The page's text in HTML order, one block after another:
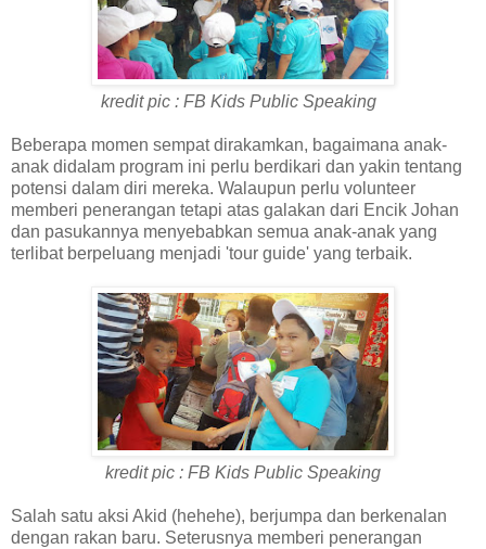
kredit pic : FB Kids Public Speaking
Beberapa momen sempat dirakamkan, bagaimana anak-
anak didalam program ini perlu berdikari dan yakin tentang
potensi dalam diri mereka. Walaupun perlu volunteer
memberi penerangan tetapi atas galakan dari Encik Johan
dan pasukannya menyebabkan semua anak-anak yang
terlibat berpeluang menjadi 'tour guide' yang terbaik.
kredit pic : FB Kids Public Speaking
Salah satu aksi Akid (hehehe), berjumpa dan berkenalan
dengan rakan baru. Seterusnya memberi penerangan